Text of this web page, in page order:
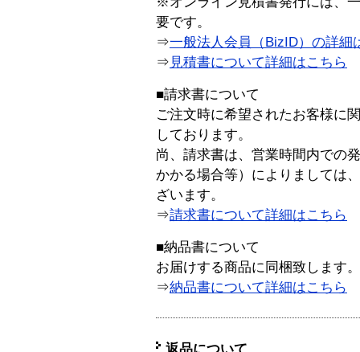
要です。
⇒一般法人会員（BizID）の詳細
⇒ 見積書について詳細はこちら
■請求書について
ご注文時に希望されたお客様に
しております。
尚、請求書は、営業時間内での
かかる場合等）によりましては
ざいます。
⇒請求書について詳細はこちら
■納品書について
お届けする商品に同梱致します。
⇒納品書について詳細はこちら